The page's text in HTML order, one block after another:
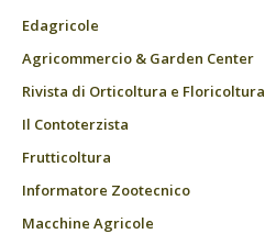
Edagricole
Agricommercio & Garden Center
Rivista di Orticoltura e Floricoltura
Il Contoterzista
Frutticoltura
Informatore Zootecnico
Macchine Agricole